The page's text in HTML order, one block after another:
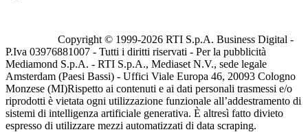
Copyright © 1999-2026 RTI S.p.A. Business Digital -
P.Iva 03976881007 - Tutti i diritti riservati - Per la pubblicità
Mediamond S.p.A. - RTI S.p.A., Mediaset N.V., sede legale
Amsterdam (Paesi Bassi) - Uffici Viale Europa 46, 20093 Cologno
Monzese (MI)Rispetto ai contenuti e ai dati personali trasmessi e/o
riprodotti è vietata ogni utilizzazione funzionale all’addestramento di
sistemi di intelligenza artificiale generativa. È altresì fatto divieto
espresso di utilizzare mezzi automatizzati di data scraping.